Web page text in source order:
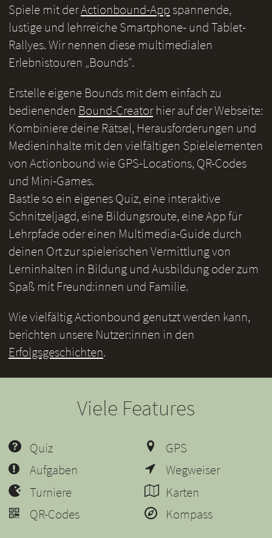
Spiele mit derActionbound-Appspannende,
lustige und lehrreiche Smartphone- und Tablet-
Rallyes. Wir nennen diese multimedialen
Erlebnistouren „Bounds“.
Erstelle eigene Bounds mit dem einfach zu
bedienenden Bound-Creatorhier auf der Webseite:
Kombiniere deine Rätsel, Herausforderungen und
Medieninhalte mit den vielfältigen Spielelementen
von Actionbound wie GPS-Locations, QR-Codes
und Mini-Games.
Bastle so ein eigenes Quiz, eine interaktive
Schnitzeljagd, eine Bildungsroute, eine App für
Lehrpfade oder einen Multimedia-Guide durch
deinen Ort zur spielerischen Vermittlung von
Lerninhalten in Bildung und Ausbildung oder zum
Spaß mit Freund:innen und Familie.
Wie vielfältig Actionbound genutzt werden kann,
berichten unsere Nutzer:innen in den
Erfolgsgeschichten.
Viele Features
Quiz
Aufgaben
Turniere
QR-Codes
GPS
Wegweiser
Karten
Kompass